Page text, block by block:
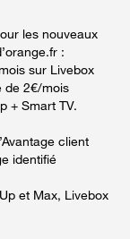
les nouveaux
:
sur Livebox
de 2€/mois
+ Smart TV.
client
identifié
et Max, Livebox